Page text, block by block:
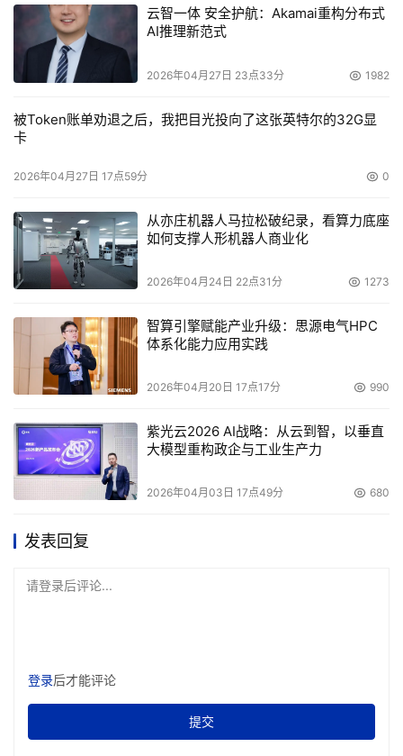
云智一体 安全护航：Akamai重构分布式
AI推理新范式
2026年04月27日 23点33分 1982
被Token账单劝退之后，我把目光投向了这张英特尔的32G显
卡
2026年04月27日 17点59分 0
从亦庄机器人马拉松破纪录，看算力底座
如何支撑人形机器人商业化
2026年04月24日 22点31分 1273
智算引擎赋能产业升级：思源电气HPC
体系化能力应用实践
2026年04月20日 17点17分 990
紫光云2026 AI战略：从云到智，以垂直
大模型重构政企与工业生产力
2026年04月03日 17点49分 680
发表回复
请登录后评论...
登录后才能评论
提交